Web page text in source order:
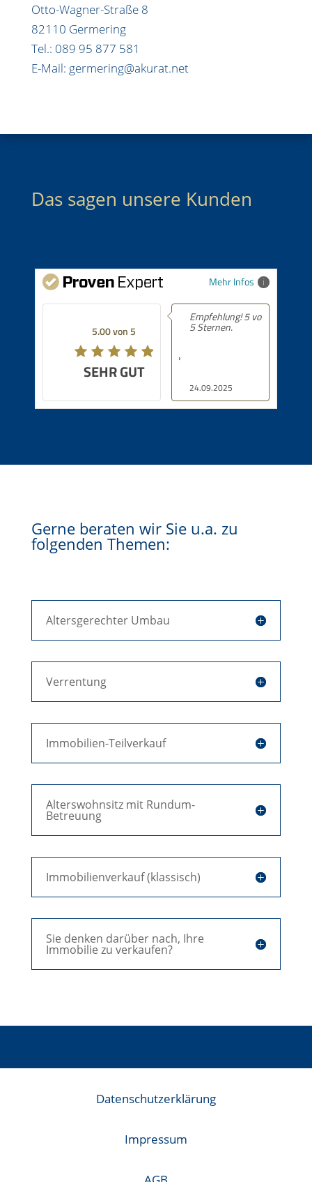
Otto-Wagner-Straße 8
82110 Germering
Tel.: 089 95 877 581
E-Mail: germering@akurat.net
Das sagen unsere Kunden
Mehr Infos
5.00 von 5
SEHR GUT
24.09.2025
Empfehlung! 5 von
5 Sternen.
Gerne beraten wir Sie u.a. zu
folgenden Themen:
Altersgerechter Umbau
Verrentung
Immobilien-Teilverkauf
Alterswohnsitz mit Rundum-
Betreuung
Immobilienverkauf (klassisch)
Sie denken darüber nach, Ihre
Immobilie zu verkaufen?
Datenschutzerklärung
Impressum